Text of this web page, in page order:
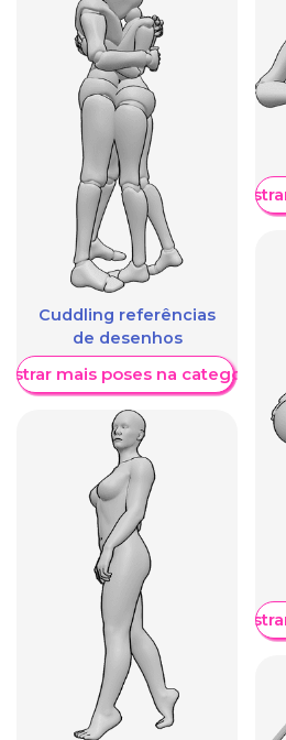
Cuddling referências
de desenhos
mais poses na categoria